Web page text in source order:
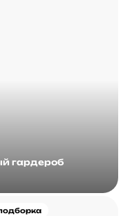
гардероб